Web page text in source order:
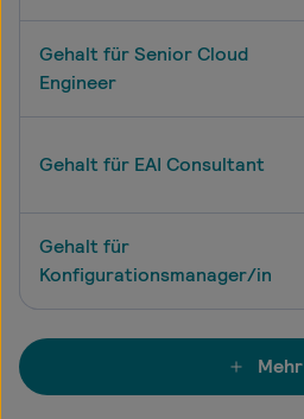
Gehalt für Senior Cloud
Engineer
Gehalt für EAI Consultant
Gehalt für
Konfigurationsmanager/in
Mehr